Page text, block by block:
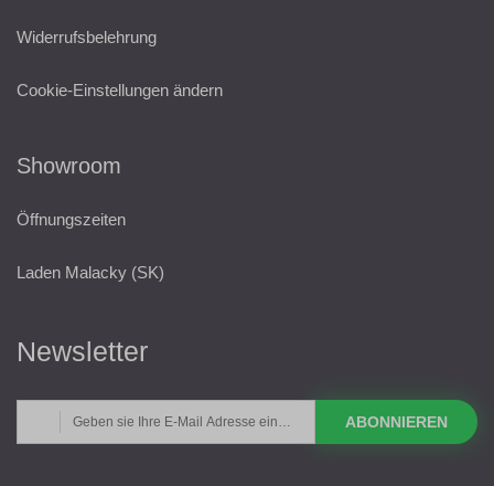
Widerrufsbelehrung
Cookie-Einstellungen ändern
Showroom
Öffnungszeiten
Laden Malacky (SK)
Newsletter
ABONNIEREN